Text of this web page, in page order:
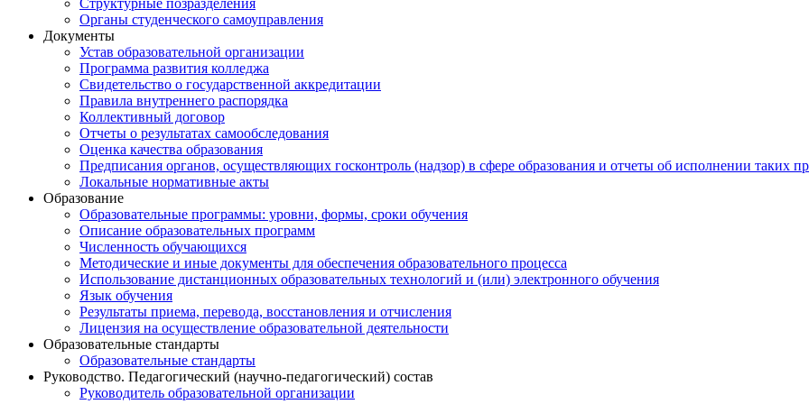
Структурные позразделения
Органы студенческого самоуправления
Документы
Устав образовательной организации
Программа развития колледжа
Свидетельство о государственной аккредитации
Правила внутреннего распорядка
Коллективный договор
Отчеты о результатах самообследования
Оценка качества образования
Предписания органов, осуществляющих госконтроль (надзор) в сфере образования и отчеты об исполнении таких
Локальные нормативные акты
Образование
Образовательные программы: уровни, формы, сроки обучения
Описание образовательных программ
Численность обучающихся
Методические и иные документы для обеспечения образовательного процесса
Использование дистанционных образовательных технологий и (или) электронного обучения
Язык обучения
Результаты приема, перевода, восстановления и отчисления
Лицензия на осуществление образовательной деятельности
Образовательные стандарты
Образовательные стандарты
Руководство. Педагогический (научно-педагогический) состав
Руководитель образовательной организации